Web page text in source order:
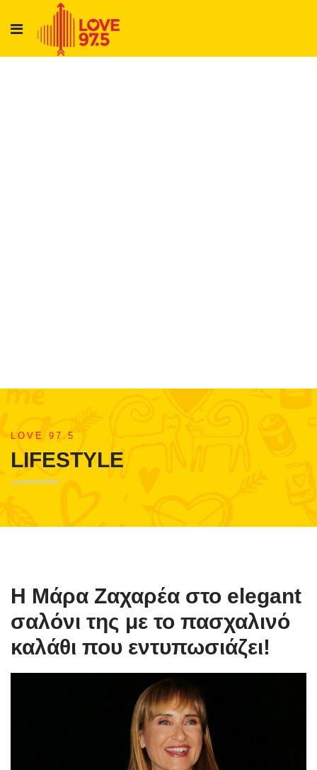
LOVE 97.5
LIFESTYLE
Η Μάρα Ζαχαρέα στο elegant
σαλόνι της με το πασχαλινό
καλάθι που εντυπωσιάζει!